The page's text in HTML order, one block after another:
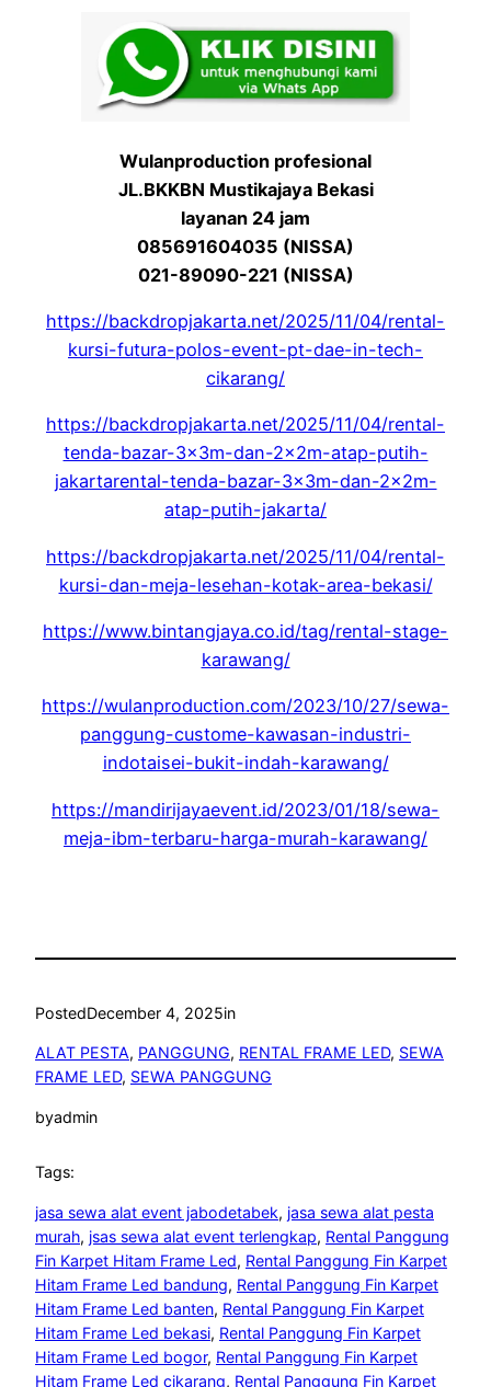
Wulanproduction profesional
JL.BKKBN Mustikajaya Bekasi
layanan 24 jam
085691604035 (NISSA)
021-89090-221 (NISSA)
https://backdropjakarta.net/2025/11/04/rental-
kursi-futura-polos-event-pt-dae-in-tech-
cikarang/
https://backdropjakarta.net/2025/11/04/rental-
tenda-bazar-3x3m-dan-2x2m-atap-putih-
jakartarental-tenda-bazar-3x3m-dan-2x2m-
atap-putih-jakarta/
https://backdropjakarta.net/2025/11/04/rental-
kursi-dan-meja-lesehan-kotak-area-bekasi/
https://www.bintangjaya.co.id/tag/rental-stage-
karawang/
https://wulanproduction.com/2023/10/27/sewa-
panggung-custome-kawasan-industri-
indotaisei-bukit-indah-karawang/
https://mandirijayaevent.id/2023/01/18/sewa-
meja-ibm-terbaru-harga-murah-karawang/
PostedDecember 4, 2025in
ALAT PESTA, PANGGUNG, RENTAL FRAME LED, SEWA
FRAME LED, SEWA PANGGUNG
byadmin
Tags:
jasa sewa alat event jabodetabek, jasa sewa alat pesta
murah, jsas sewa alat event terlengkap, Rental Panggung
Fin Karpet Hitam Frame Led, Rental Panggung Fin Karpet
Hitam Frame Led bandung, Rental Panggung Fin Karpet
Hitam Frame Led banten, Rental Panggung Fin Karpet
Hitam Frame Led bekasi, Rental Panggung Fin Karpet
Hitam Frame Led bogor, Rental Panggung Fin Karpet
Hitam Frame Led cikarang, Rental Panggung Fin Karpet